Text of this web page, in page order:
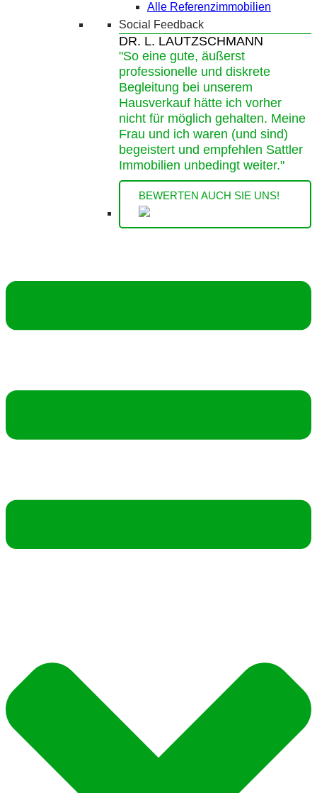
Alle Referenzimmobilien
Social Feedback
DR. L. LAUTZSCHMANN
"So eine gute, äußerst
professionelle und diskrete
Begleitung bei unserem
Hausverkauf hätte ich vorher
nicht für möglich gehalten. Meine
Frau und ich waren (und sind)
begeistert und empfehlen Sattler
Immobilien unbedingt weiter."
BEWERTEN AUCH SIE UNS!